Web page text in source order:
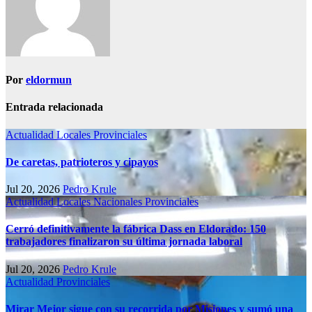
Por eldormun
Entrada relacionada
ActualidadLocales Provinciales
De caretas, patrioteros y cipayos
Jul 20, 2026 Pedro Krule
ActualidadLocalesNacionales Provinciales
Cerró definitivamente la fábrica Dass en Eldorado: 150
trabajadores finalizaron su última jornada laboral
Jul 20, 2026 Pedro Krule
Actualidad Provinciales
Mirar Mejor sigue con su recorrida por Misiones y sumó una